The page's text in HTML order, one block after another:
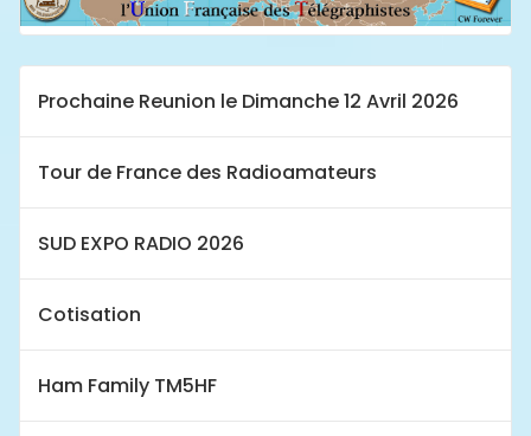
Prochaine Reunion le Dimanche 12 Avril 2026
Tour de France des Radioamateurs
SUD EXPO RADIO 2026
Cotisation
Ham Family TM5HF